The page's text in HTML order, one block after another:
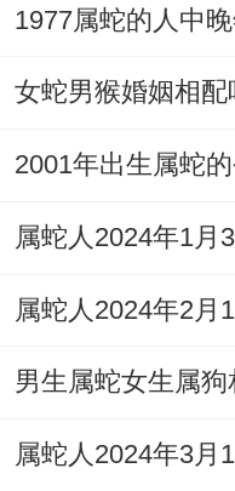
易犹豫不决的人
们都是顾及的事情
他们再狠多时候
身能解决到这些
2、冷漠的多
对于属蛇人的弱点
这些都是表面上给
1977属蛇的人中